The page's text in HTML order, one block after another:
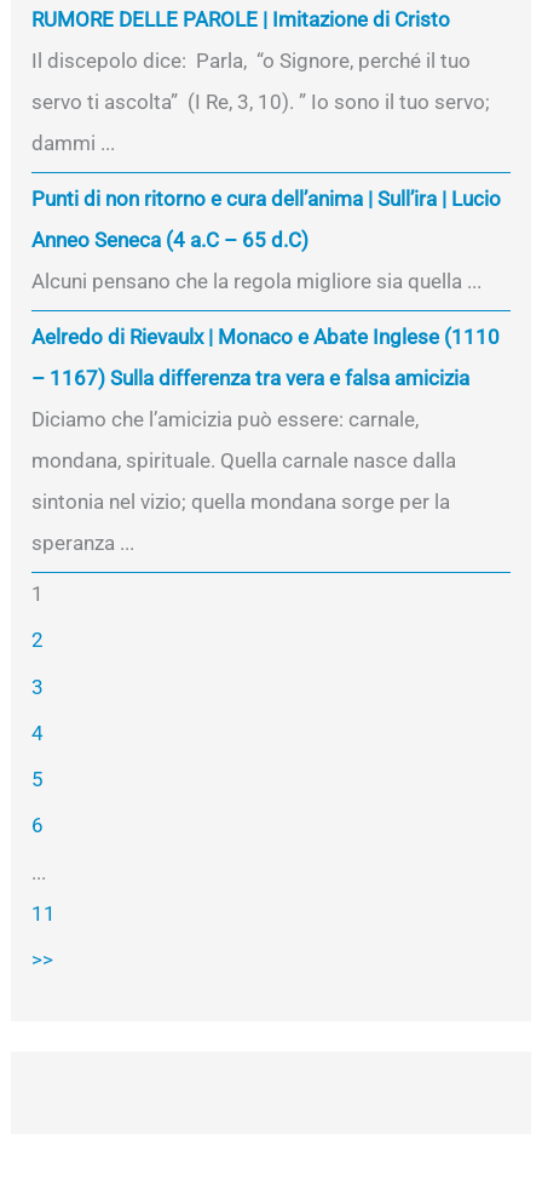
RUMORE DELLE PAROLE | Imitazione di Cristo
Il discepolo dice: Parla, “o Signore, perché il tuo
servo ti ascolta” (I Re, 3, 10). ” Io sono il tuo servo;
dammi ...
Punti di non ritorno e cura dell’anima | Sull’ira | Lucio
Anneo Seneca (4 a.C – 65 d.C)
Alcuni pensano che la regola migliore sia quella ...
Aelredo di Rievaulx | Monaco e Abate Inglese (1110
– 1167) Sulla differenza tra vera e falsa amicizia
Diciamo che l’amicizia può essere: carnale,
mondana, spirituale. Quella carnale nasce dalla
sintonia nel vizio; quella mondana sorge per la
speranza ...
1
2
3
4
5
6
...
11
>>